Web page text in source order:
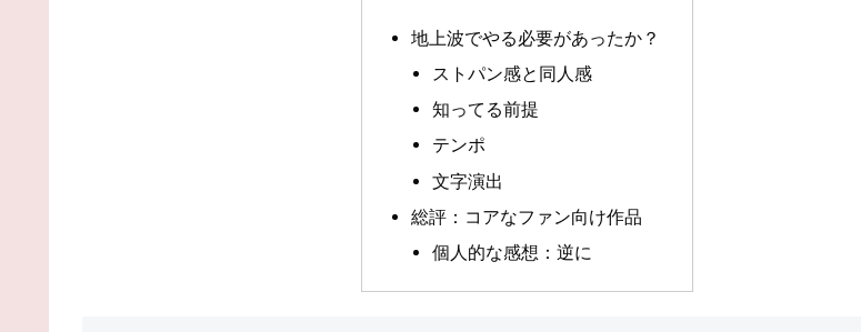
地上波でやる必要があったか？
ストパン感と同人感
知ってる前提
テンポ
文字演出
総評：コアなファン向け作品
個人的な感想：逆に